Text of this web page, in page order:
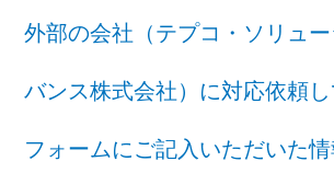
外部の会社（テプコ・ソリュ
バンス株式会社）に対応依頼し
フォームにご記入いただいた情